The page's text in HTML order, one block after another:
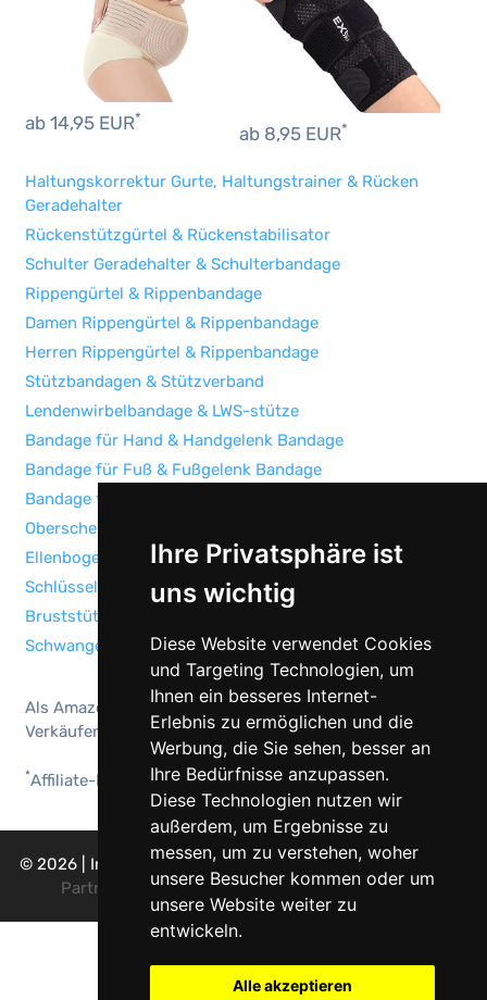
Ihre Privatsphäre ist
uns wichtig
Diese Website verwendet Cookies
und Targeting Technologien, um
Ihnen ein besseres Internet-
Erlebnis zu ermöglichen und die
Werbung, die Sie sehen, besser an
Ihre Bedürfnisse anzupassen.
Diese Technologien nutzen wir
außerdem, um Ergebnisse zu
messen, um zu verstehen, woher
unsere Besucher kommen oder um
unsere Website weiter zu
entwickeln.
Alle akzeptieren
ab 14,95 EUR*
ab 8,95 EUR*
Haltungskorrektur Gurte, Haltungstrainer & Rücken
Geradehalter
Rückenstützgürtel & Rückenstabilisator
Schulter Geradehalter & Schulterbandage
Rippengürtel & Rippenbandage
Damen Rippengürtel & Rippenbandage
Herren Rippengürtel & Rippenbandage
Stützbandagen & Stützverband
Lendenwirbelbandage & LWS-stütze
Bandage für Hand & Handgelenk Bandage
Bandage für Fuß & Fußgelenk Bandage
Bandage für Knie & Kniestützer
Oberschenkel & Hüftbandagen
Ellenbogenbandage & Ellenbogenschoner
Schlüsselbeinbandage & Geradehalter
Bruststütze & Geradehalter BH für große Brüste
Schwangerschaftsgurt & Schwangerschafts Bauchband
Als Amazon-Partner verdiene ich an qualifizierten
Verkäufen.
*Affiliate-Link zu Amazon
© 2026 Impressum|Datenschutzerklärung|Als Amazon-
Partner verdiene ich an qualifizierten Verkäufen.